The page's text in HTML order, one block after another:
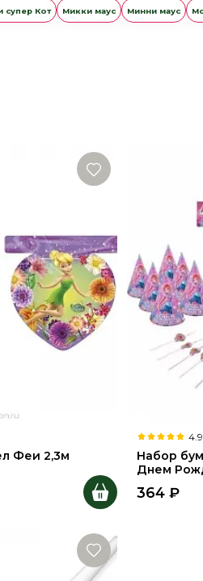
супер Кот Микки маус Минни маус
Феи 2,3м
Набор
Днем
364 ₽